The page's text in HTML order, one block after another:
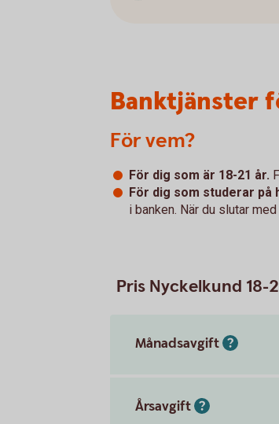
Banktjänster
För vem?
För dig som är 18-21 år.
För dig som studerar
i banken. När du slutar
Pris Nyckelkund 18-
Månadsavgift
Årsavgift